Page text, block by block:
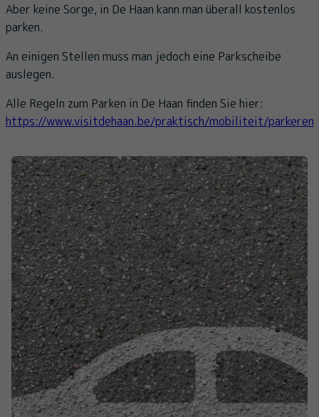
Aber keine Sorge, in De Haan kann man überall kostenlos
parken.
An einigen Stellen muss man jedoch eine Parkscheibe
auslegen.
Alle Regeln zum Parken in De Haan finden Sie hier:
https://www.visitdehaan.be/praktisch/mobiliteit/parkeren